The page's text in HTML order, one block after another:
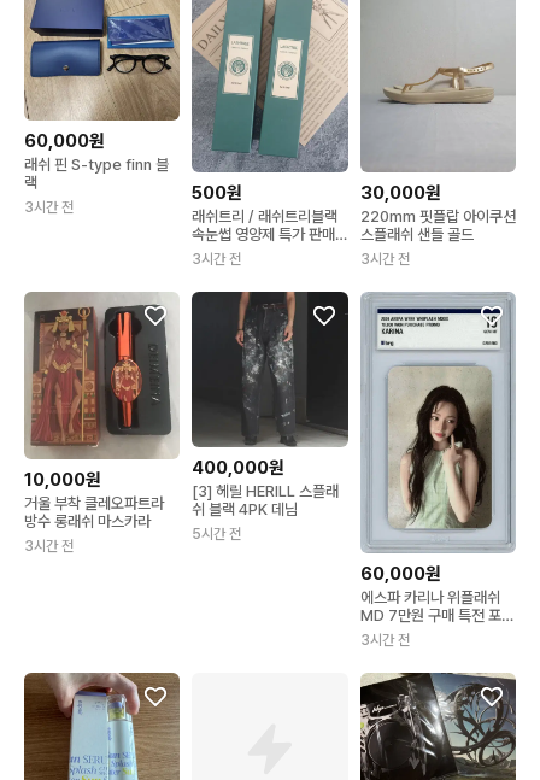
60,000원
래쉬 핀 S-type finn 블
랙
3시간 전
500원
래쉬트리 / 래쉬트리블랙
속눈썹 영양제 특가 판매
합니다 !
3시간 전
30,000원
220mm 핏플랍 아이쿠션
스플래쉬 샌들 골드
3시간 전
10,000원
거울 부착 클레오파트라
방수 롱래쉬 마스카라
3시간 전
400,000원
[3] 헤릴 HERILL 스플래
쉬 블랙 4PK 데님
5시간 전
60,000원
에스파 카리나 위플래쉬
MD 7만원 구매 특전 포카
brg10
3시간 전